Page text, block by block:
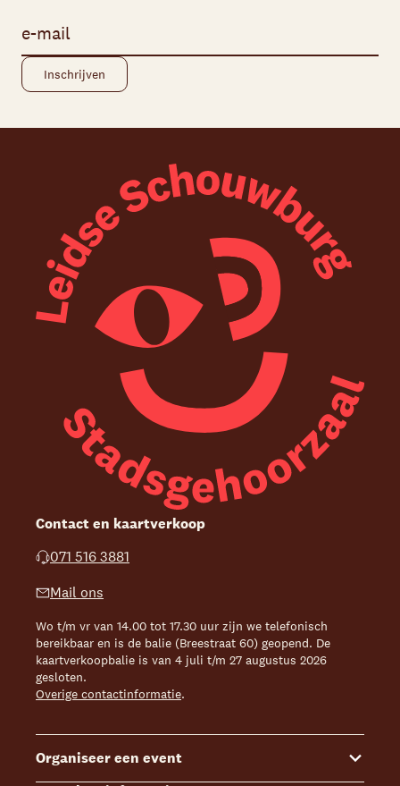
Contact en kaartverkoop
071 516 3881
Mail ons
Wo t/m vr van 14.00 tot 17.30 uur zijn we telefonisch
bereikbaar en is de balie (Breestraat 60) geopend. De
kaartverkoopbalie is van 4 juli t/m 27 augustus 2026
gesloten.
Overige contactinformatie.
Organiseer een event